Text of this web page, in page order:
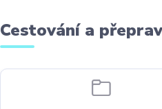
Cestování a